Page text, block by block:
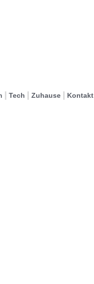
Tech Zuhause Kontakt